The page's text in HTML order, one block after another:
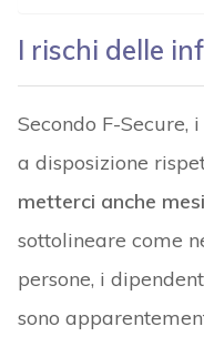
I rischi delle
Secondo F-
a disposizione
metterci anche
sottolineare come
persone, i
sono